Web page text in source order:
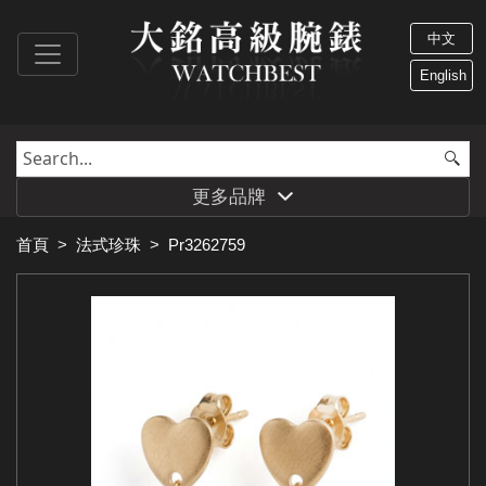
中文
English
更多品牌
首頁 > 法式珍珠 > Pr3262759